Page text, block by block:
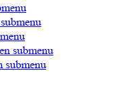
submenu
submenu